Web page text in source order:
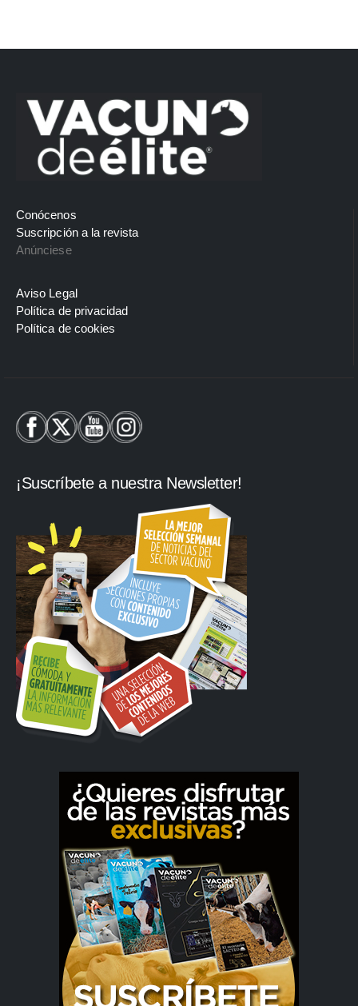
Conócenos
Suscripción a la revista
Anúnciese
Aviso Legal
Política de privacidad
Política de cookies
¡Suscríbete a nuestra Newsletter!